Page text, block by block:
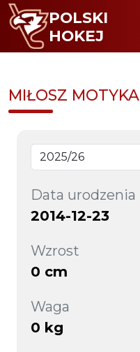
POLSKI
HOKEJ
MIŁOSZ MOTYKA
Data urodzenia
2014-12-23
Wzrost
0 cm
Waga
0 kg